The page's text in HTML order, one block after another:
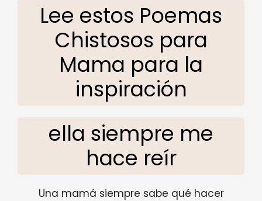
Lee estos Poemas
Chistosos para
Mama para la
inspiración
ella siempre me
hace reír
Una mamá siempre sabe qué hacer